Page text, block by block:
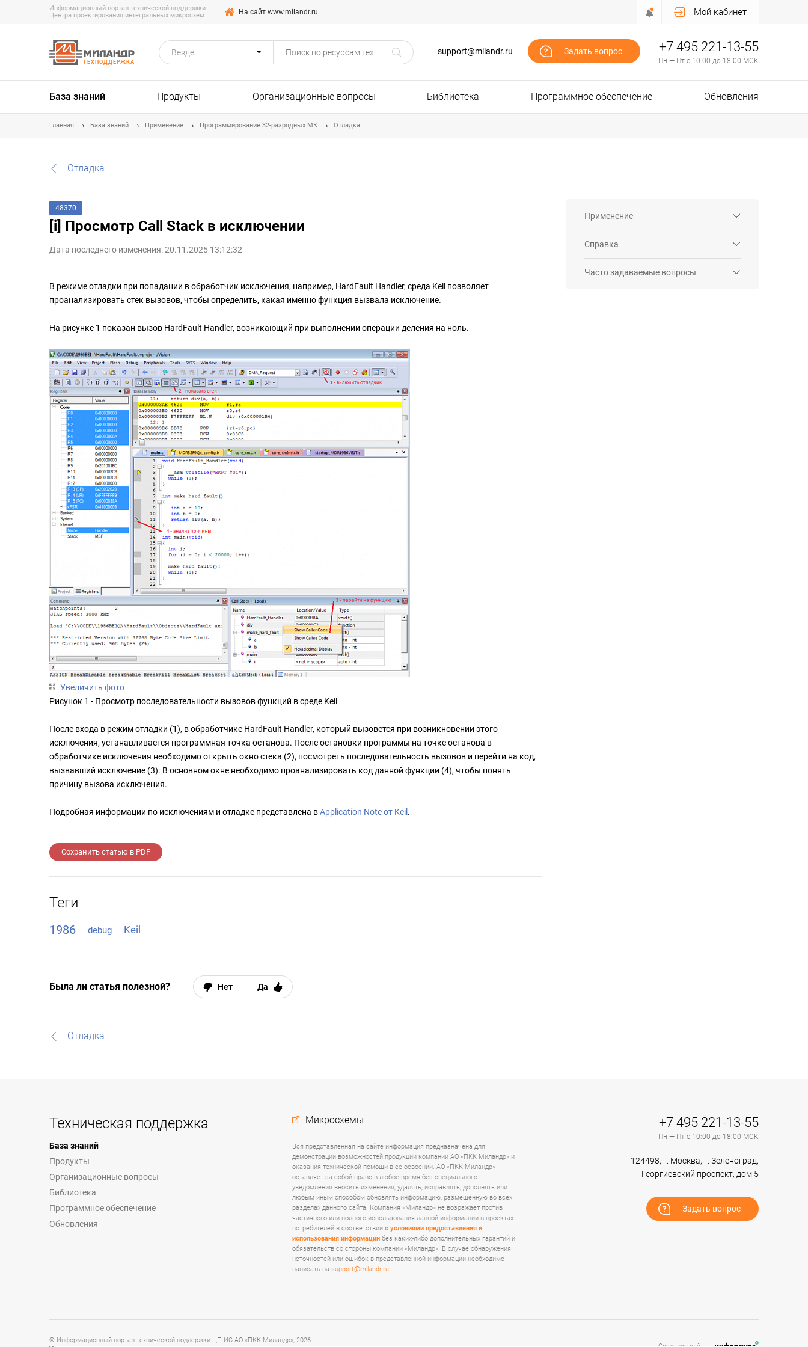
Информационный портал технической поддержки
Центра проектирования интегральных микросхем
На сайт www.milandr.ru Мой кабинет
ТЕХПОДДЕРЖКА
Везде support@milandr.ru Задать вопрос +7 495 221-13-55
Пн — Пт с 10:00 до 18:00 МСК
База знаний Продукты Организационные вопросы Библиотека Программное обеспечение Обновления
Главная База знаний Применение Программирование 32-разрядных МК Отладка
Отладка
48370
[i] Просмотр Call Stack в исключении
Дата последнего изменения: 20.11.2025 13:12:32
В режиме отладки при попадании в обработчик исключения, например, HardFault Handler, среда Keil позволяет
проанализировать стек вызовов, чтобы определить, какая именно функция вызвала исключение.
На рисунке 1 показан вызов HardFault Handler, возникающий при выполнении операции деления на ноль.
Увеличить фото
Рисунок 1 - Просмотр последовательности вызовов функций в среде Keil
После входа в режим отладки (1), в обработчике HardFault Handler, который вызовется при возникновении этого
исключения, устанавливается программная точка останова. После остановки программы на точке останова в
обработчике исключения необходимо открыть окно стека (2), посмотреть последовательность вызовов и перейти на код,
вызвавший исключение (3). В основном окне необходимо проанализировать код данной функции (4), чтобы понять
причину вызова исключения.
Подробная информации по исключениям и отладке представлена вApplication Note от Keil .
Сохранить статью в PDF
Теги
1986 debug Keil
Была ли статья полезной? Нет Да
Отладка
Применение
Справка
Часто задаваемые вопросы
Техническая поддержка
База знаний
Продукты
Организационные вопросы
Библиотека
Программное обеспечение
Обновления
Микросхемы
Вся представленная на сайте информация предназначена для
демонстрации возможностей продукции компании АО «ПКК Миландр» и
оказания технической помощи в ее освоении. АО «ПКК Миландр»
оставляет за собой право в любое время без специального
уведомления вносить изменения, удалять, исправлять, дополнять или
любым иным способом обновлять информацию, размещенную во всех
разделах данного сайта. Компания «Миландр» не возражает против
частичного или полного использования данной информации в проектах
потребителей в соответствии с условиями предоставления и
использования информации без каких-либо дополнительных гарантий и
обязательств со стороны компании «Миландр». В случае обнаружения
неточностей или ошибок в представленной информации необходимо
написать на support@milandr.ru
+7 495 221-13-55
Пн — Пт с 10:00 до 18:00 МСК
124498, г. Москва, г. Зеленоград,
Георгиевский проспект, дом 5
Задать вопрос
© Информационный портал технической поддержки ЦП ИС АО «ПКК Миландр», 2026